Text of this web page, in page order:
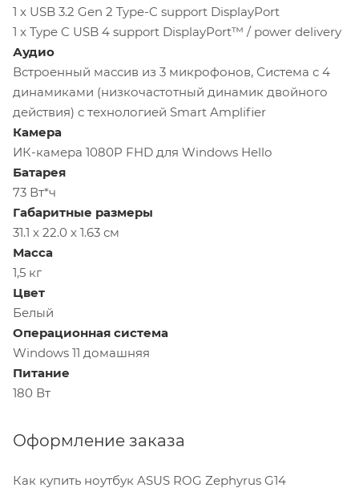
1 x USB 3.2 Gen 2 Type-C support DisplayPort
1 x Type C USB 4 support DisplayPort™ / power delivery
Аудио
Встроенный массив из 3 микрофонов, Система с 4
динамиками (низкочастотный динамик двойного
действия) с технологией Smart Amplifier
Камера
ИК-камера 1080P FHD для Windows Hello
Батарея
73 Вт*ч
Габаритные размеры
31.1 x 22.0 x 1.63 см
Масса
1,5 кг
Цвет
Белый
Операционная система
Windows 11 домашняя
Питание
180 Вт
Оформление заказа
Как купить ноутбук ASUS ROG Zephyrus G14